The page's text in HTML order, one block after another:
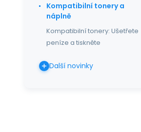
Kompatibilní tonery a
náplně
Kompatibilní tonery: Ušetřete
peníze a tiskněte
Další novinky